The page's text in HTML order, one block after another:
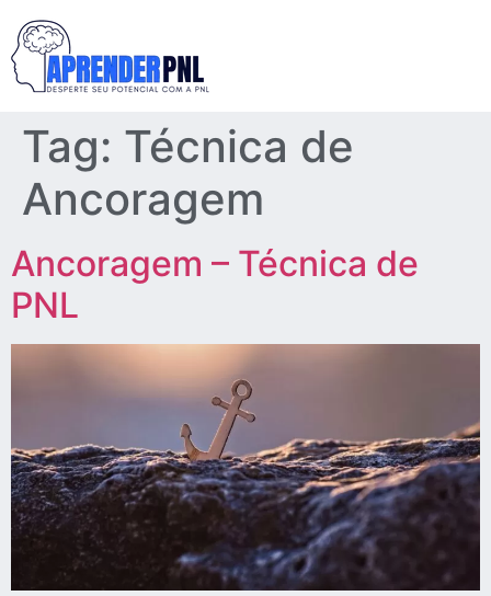
Tag: Técnica de
Ancoragem
Ancoragem – Técnica de
PNL